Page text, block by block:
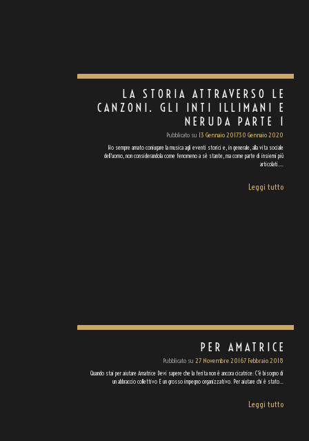
LA STORIA ATTRAVERSO LE
CANZONI. GLI INTI ILLIMANI E
NERUDA PARTE 1
Pubblicato su 13 Gennaio 201730 Gennaio 2020
Ho sempre amato coniugare la musica agli eventi storici e, in generale, alla vita sociale
dell'uomo, non considerandola come fenomeno a sè stante, ma come parte di insiemi più
articolati.…
Leggi tutto
PER AMATRICE
Pubblicato su 27 Novembre 20167 Febbraio 2018
Quando stai per aiutare Amatrice Devi sapere che la ferita non è ancora cicatrice: C'è bisogno di
un abbraccio collettivo E un grosso impegno organizzativo. Per aiutare chi è stato…
Leggi tutto